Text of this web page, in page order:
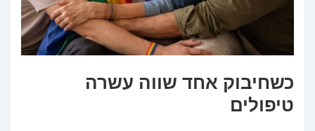
כשחיבוק אחד שווה עשרה
טיפולים